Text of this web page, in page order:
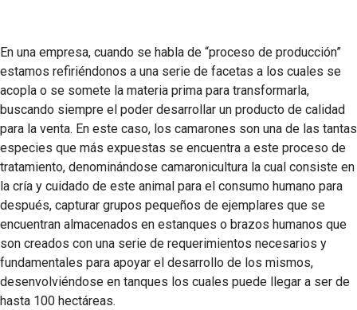
En una empresa, cuando se habla de “proceso de producción”
estamos refiriéndonos a una serie de facetas a los cuales se
acopla o se somete la materia prima para transformarla,
buscando siempre el poder desarrollar un producto de calidad
para la venta. En este caso, los camarones son una de las tantas
especies que más expuestas se encuentra a este proceso de
tratamiento, denominándose camaronicultura la cual consiste en
la cría y cuidado de este animal para el consumo humano para
después, capturar grupos pequeños de ejemplares que se
encuentran almacenados en estanques o brazos humanos que
son creados con una serie de requerimientos necesarios y
fundamentales para apoyar el desarrollo de los mismos,
desenvolviéndose en tanques los cuales puede llegar a ser de
hasta 100 hectáreas.